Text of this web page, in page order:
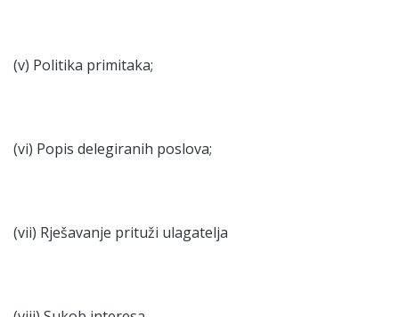
(v) Politika primitaka;
(vi) Popis delegiranih poslova;
(vii) Rješavanje prituži ulagatelja